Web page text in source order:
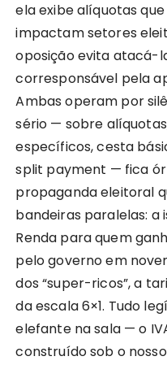
ela exibe alíquotas
impactam setores
oposição evita atacá-
corresponsável pela
Ambas operam por
sério — sobre
específicos, cesta
split payment — fica
propaganda eleitoral
bandeiras paralelas: a
Renda para quem
pelo governo em
dos “super-ricos”, a
da escala 6×1. Tudo
elefante na sala — o
construído sob o